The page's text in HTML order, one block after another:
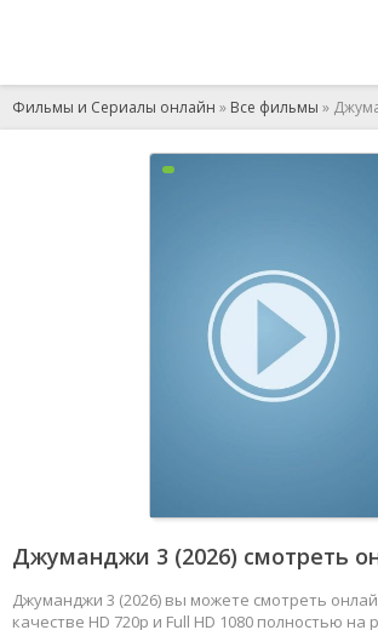
Фильмы и Сериалы онлайн » Все фильмы »
Джуманджи 3 (2026) смотреть
Джуманджи 3 (2026) вы можете смотреть
качестве HD 720p и Full HD 1080 полностью на